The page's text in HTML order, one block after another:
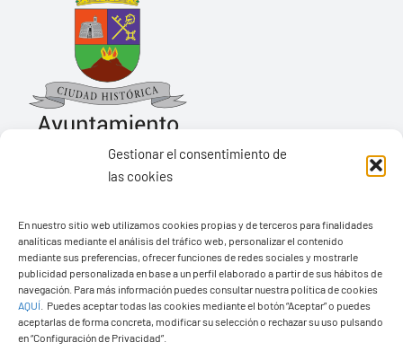
Gestionar el consentimiento de
las cookies
En nuestro sitio web utilizamos cookies propias y de terceros para finalidades
analíticas mediante el análisis del tráfico web, personalizar el contenido
mediante sus preferencias, ofrecer funciones de redes sociales y mostrarle
publicidad personalizada en base a un perfil elaborado a partir de sus hábitos de
navegación. Para más información puedes consultar nuestra política de cookies
AQUÍ
Puedes aceptar todas las cookies mediante el botón “Aceptar” o puedes
aceptarlas de forma concreta, modificar su selección o rechazar su uso pulsando
en “Configuración de Privacidad”.
Pza. de Los Remedios, 1
35570 – Yaiza
Tel:928 83 62 20